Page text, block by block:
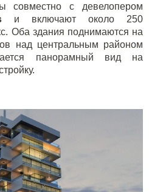
совместно с девелопером
и включают около 250
Оба здания поднимаются на
над центральным районом
панорамный вид на